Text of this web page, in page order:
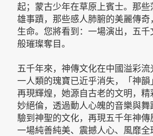
起；蒙古少年在草原上賓士。那些
雄事蹟，那些感人肺腑的美麗傳奇
生命。您將看到：一場演出，五千
般璀璨奪目。
五千年來，神傳文化在中國溢彩流
一人類的瑰寶已近乎消失，「神韻
再現輝煌，她源自古老的文明，精
妙絕倫，透過動人心魄的音樂與舞
驗到神聖的文化，再現五千年神傳
一場純善純美、震撼人心、風靡全